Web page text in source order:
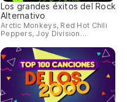
Los grandes éxitos del Rock
Alternativo
Arctic Monkeys, Red Hot Chili
Peppers, Joy Division…